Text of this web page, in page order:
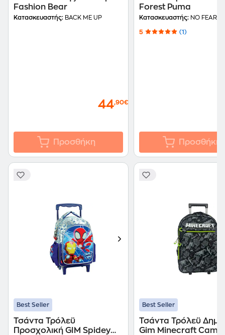
Fashion Bear
Κατασκευαστής: BACK ME UP
44,90€
Προσθήκη
Forest Puma
Κατασκευαστής: NO FEAR
5 (1)
Προσθήκη
Best Seller
Τσάντα Τρόλεϋ
Προσχολική GIM Spidey
Best Seller
Τσάντα Τρόλεϋ
Gim Minecraft Camo